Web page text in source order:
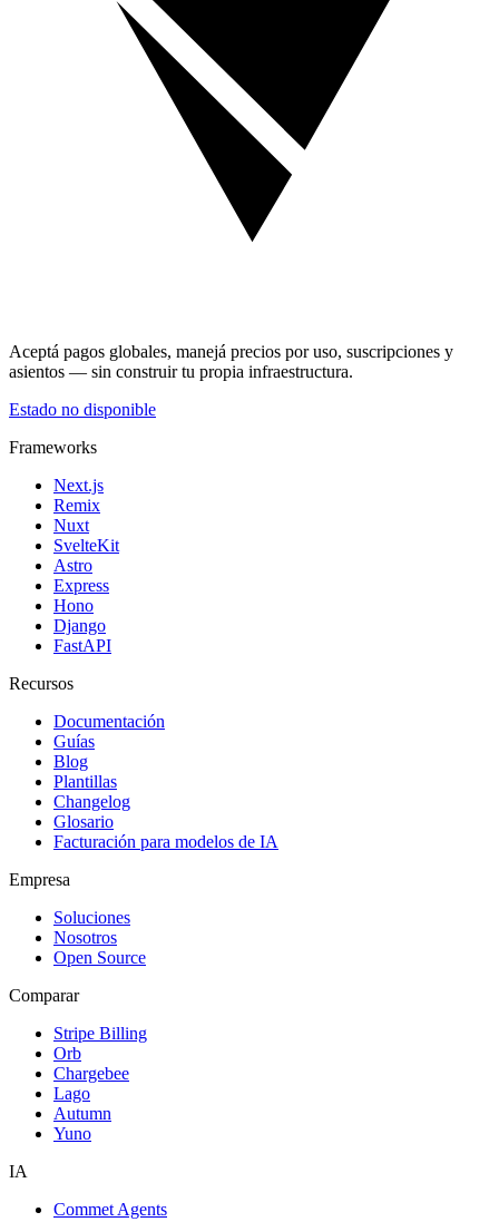
Aceptá pagos globales, manejá precios por uso, suscripciones y
asientos — sin construir tu propia infraestructura.
Estado no disponible
Frameworks
Next.js
Remix
Nuxt
SvelteKit
Astro
Express
Hono
Django
FastAPI
Recursos
Documentación
Guías
Blog
Plantillas
Changelog
Glosario
Facturación para modelos de IA
Empresa
Soluciones
Nosotros
Open Source
Comparar
Stripe Billing
Orb
Chargebee
Lago
Autumn
Yuno
IA
Commet Agents